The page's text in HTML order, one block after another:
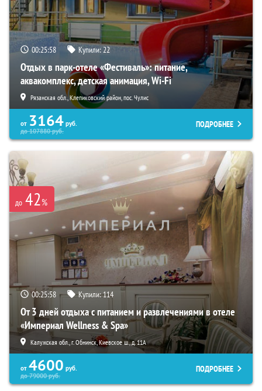
00:25:57 Купили:22
Отдых в парк-отеле «Фестиваль»: питание,
аквакомплекс, детская анимация, Wi-Fi
Рязанская обл., Клепиковский район, пос. Чулис
от 3164 руб.
до107880руб.
ПОДРОБНЕЕ
до 42%
00:25:57 Купили:114
От 3 дней отдыха с питанием и развлечениями в отеле
«Империал Wellness & Spa»
Калужская обл., г. Обнинск, Киевское ш., д. 11А
от 4600 руб.
до79000руб.
ПОДРОБНЕЕ